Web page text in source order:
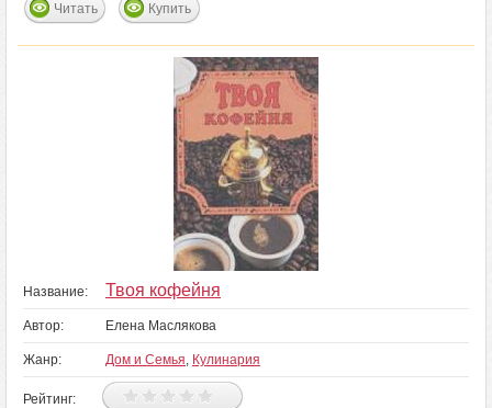
Читать Купить
Название: Твоя кофейня
Автор: Елена Маслякова
Жанр: Дом и Семья, Кулинария
Рейтинг: